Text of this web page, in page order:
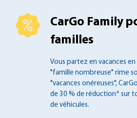
CarGo Family
familles
Vous partez en vacances en
"famille nombreuse" rime
"vacances onéreuses",
de 30 % de réduction* sur
de véhicules.